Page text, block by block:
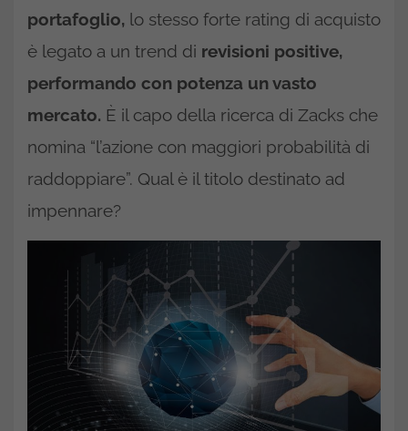
portafoglio, lo stesso forte rating di acquisto
è legato a un trend di revisioni positive,
performando con potenza un vasto
mercato. È il capo della ricerca di Zacks che
nomina “l’azione con maggiori probabilità di
raddoppiare”. Qual è il titolo destinato ad
impennare?